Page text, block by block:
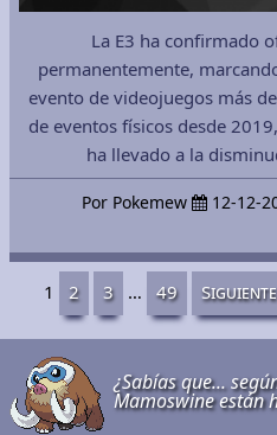
La E3 ha confirmado
permanentemente,
evento de videojuegos más
de eventos físicos desde
ha llevado a la
Por Pokemew 12-12-
1 2 3 … 49
¿Sabías que...
Mamoswine están